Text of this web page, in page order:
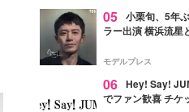
05 小栗旬、5年
ラー出演 横浜流星
モデルプレス
06 Hey! Say!
でファン歓喜 チケ